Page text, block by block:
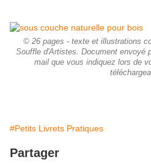
© 26 pages - texte et illustrations
Souffle d'Artistes. Document envoyé
mail que vous indiquez lors de
#Petits Livrets Pratiques
Partager